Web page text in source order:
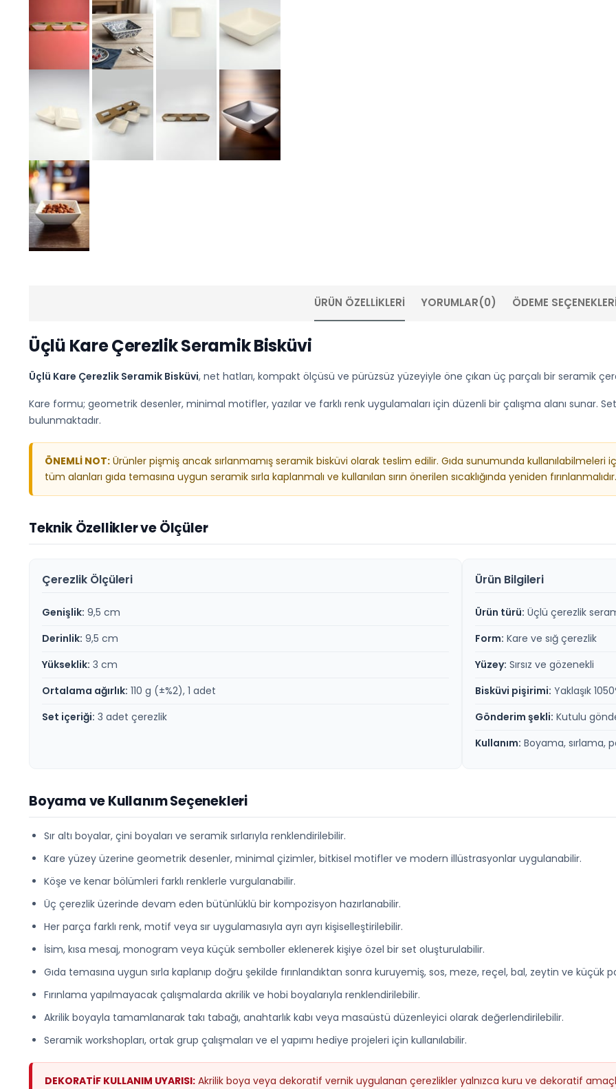
ÜRÜN ÖZELLIKLERI YORUMLAR(0) ÖDEME SEÇENEKLERI
Üçlü Kare Çerezlik Seramik Bisküvi
Üçlü Kare Çerezlik Seramik Bisküvi, net hatları, kompakt ölçüsü ve pürüzsüz yüzeyiyle öne çıkan üç parçalı bir seramik
Kare formu; geometrik desenler, minimal motifler, yazılar ve farklı renk uygulamaları için düzenli bir çalışma alanı sunar.
bulunmaktadır.
ÖNEMLİ NOT: Ürünler pişmiş ancak sırlanmamış seramik bisküvi olarak teslim edilir. Gıda sunumunda kullanılabilmeleri
tüm alanları gıda temasına uygun seramik sırla kaplanmalı ve kullanılan sırın önerilen sıcaklığında yeniden fırınlanmalıdır.
Teknik Özellikler ve Ölçüler
Çerezlik Ölçüleri
Genişlik: 9,5 cm
Derinlik: 9,5 cm
Yükseklik: 3 cm
Ortalama ağırlık: 110 g (±%2), 1 adet
Set içeriği: 3 adet çerezlik
Ürün Bilgileri
Ürün türü: Üçlü çerezlik
Form: Kare ve sığ çerezlik
Yüzey: Sırsız ve gözenekli
Bisküvi pişirimi: Yaklaşık
Gönderim şekli: Kutulu
Kullanım: Boyama, sırlama,
Boyama ve Kullanım Seçenekleri
Sır altı boyalar, çini boyaları ve seramik sırlarıyla renklendirilebilir.
Kare yüzey üzerine geometrik desenler, minimal çizimler, bitkisel motifler ve modern illüstrasyonlar uygulanabilir.
Köşe ve kenar bölümleri farklı renklerle vurgulanabilir.
Üç çerezlik üzerinde devam eden bütünlüklü bir kompozisyon hazırlanabilir.
Her parça farklı renk, motif veya sır uygulamasıyla ayrı ayrı kişiselleştirilebilir.
İsim, kısa mesaj, monogram veya küçük semboller eklenerek kişiye özel bir set oluşturulabilir.
Gıda temasına uygun sırla kaplanıp doğru şekilde fırınlandıktan sonra kuruyemiş, sos, meze, reçel, bal, zeytin ve küçük
Fırınlama yapılmayacak çalışmalarda akrilik ve hobi boyalarıyla renklendirilebilir.
Akrilik boyayla tamamlanarak takı tabağı, anahtarlık kabı veya masaüstü düzenleyici olarak değerlendirilebilir.
Seramik workshopları, ortak grup çalışmaları ve el yapımı hediye projeleri için kullanılabilir.
DEKORATİF KULLANIM UYARISI: Akrilik boya veya dekoratif vernik uygulanan çerezlikler yalnızca kuru ve dekoratif